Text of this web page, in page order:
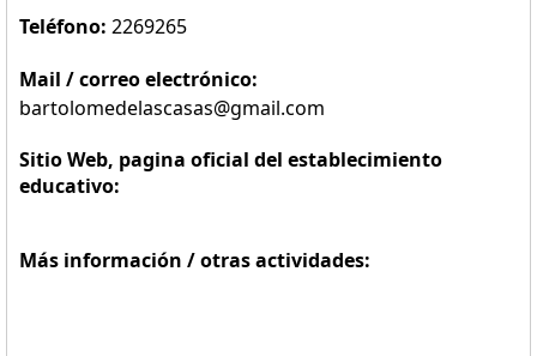
Teléfono: 2269265
Mail / correo electrónico:
bartolomedelascasas@gmail.com
Sitio Web, pagina oficial del establecimiento
educativo:
Más información / otras actividades: